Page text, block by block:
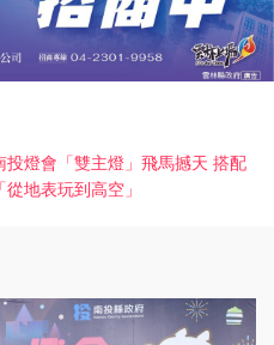
燈會「雙主燈」飛馬撼天 搭配
地表玩到高空」